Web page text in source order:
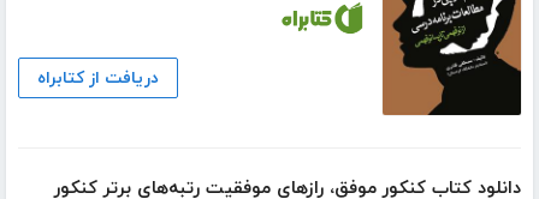
دریافت از کتابراه
دانلود کتاب کنکور موفق، رازهای موفقیت رتبه‌های برتر کنکور